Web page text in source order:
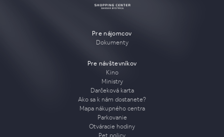
Pre nájomcov
Dokumenty
Pre návštevníkov
Kino
Ministry
Darčeková karta
Ako sa k nám dostanete?
Mapa nákupného centra
Parkovanie
Otváracie hodiny
Pet policy